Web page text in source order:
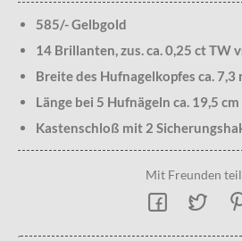
585/- Gelbgold
14 Brillanten, zus. ca. 0,25 ct TW
Breite des Hufnagelkopfes ca. 7,3
Länge bei 5 Hufnägeln ca. 19,5 cm
Kastenschloß mit 2
Mit Freunden